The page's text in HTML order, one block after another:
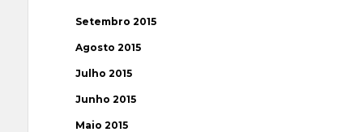
Setembro 2015
Agosto 2015
Julho 2015
Junho 2015
Maio 2015